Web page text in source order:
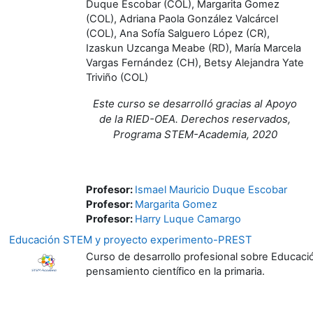
Duque Escobar (COL), Margarita Gomez
(COL), Adriana Paola González Valcárcel
(COL), Ana Sofía Salguero López (CR),
Izaskun Uzcanga Meabe (RD), María Marcela
Vargas Fernández (CH), Betsy Alejandra Yate
Triviño (COL)
Este curso se desarrolló gracias al Apoyo
de la RIED-OEA. Derechos reservados,
Programa STEM-Academia, 2020
Profesor: Ismael Mauricio Duque Escobar
Profesor: Margarita Gomez
Profesor: Harry Luque Camargo
Educación STEM y proyecto experimento-PREST
Curso de desarrollo profesional sobre
pensamiento científico en la primaria.